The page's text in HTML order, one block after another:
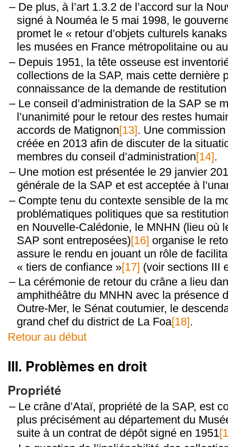
De plus, à l’art 1.3.2 de l’accord sur la
signé à Nouméa le 5 mai 1998, le
promet le « retour d’objets culturels
les musées en France métropolitaine ou
Depuis 1951, la tête osseuse est
collections de la SAP, mais cette dernière
connaissance de la demande de
Le conseil d’administration de la SAP se
l’unanimité pour le retour des restes
accords de Matignon[13] . Une
créée en 2013 afin de discuter de la
membres du conseil d’administration[14] .
Une motion est présentée le 29 janvier
générale de la SAP et est acceptée à
Compte tenu du contexte sensible de la
problématiques politiques que sa
en Nouvelle-Calédonie, le MNHN (lieu où
SAP sont entreposées)[16] organise le
assure le rendu en jouant un rôle de
« tiers de confiance »[17] (voir sections III
La cérémonie de retour du crâne a lieu
amphithéâtre du MNHN avec la présence
Outre-Mer, le Sénat coutumier, le
grand chef du district de La Foa[18].
Retour au début
III. Problèmes en droit
Propriété
Le crâne d’Ataï, propriété de la SAP, est
plus précisément au département du
suite à un contrat de dépôt signé en 1951